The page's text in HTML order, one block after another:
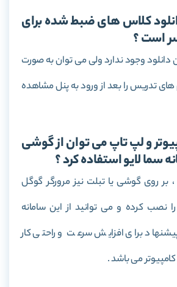
کلاس های ضبط شده برای
است ؟
دانلود وجود ندارد ولی می توان به صورت
های تدریس را بعد از ورود به پنل مشاهده
و لپ تاپ می توان از گوشی
سما لایو استفاده کرد ؟
روی گوشی یا تبلت نیز مرورگر گوگل
نصب کرده و می توانید از این سامانه
برای افزایش سرعت و راحتی کار
می باشد .